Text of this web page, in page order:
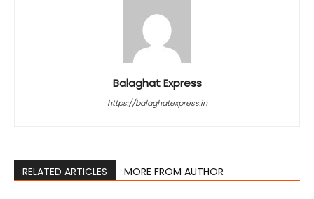
Balaghat Express
https://balaghatexpress.in
RELATED ARTICLES MORE FROM AUTHOR